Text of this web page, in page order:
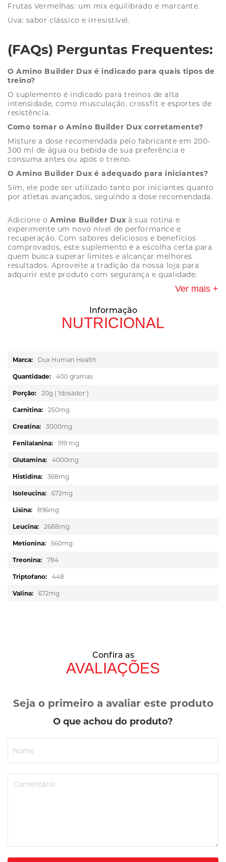
Frutas Vermelhas: um mix equilibrado e marcante.
Uva: sabor clássico e irresistível.
(FAQs) Perguntas Frequentes:
O Amino Builder Dux é indicado para quais tipos de
treino?
O suplemento é indicado para treinos de alta
intensidade, como musculação, crossfit e esportes de
resistência.
Como tomar o Amino Builder Dux corretamente?
Misture a dose recomendada pelo fabricante em 200-
300 ml de água ou bebida de sua preferência e
consuma antes ou após o treino.
O Amino Builder Dux é adequado para iniciantes?
Sim, ele pode ser utilizado tanto por iniciantes quanto
por atletas avançados, seguindo a dose recomendada.
Adicione oAmino Builder Dux à sua rotina e
experimente um novo nível de performance e
recuperação. Com sabores deliciosos e benefícios
comprovados, este suplemento é a escolha certa para
quem busca superar limites e alcançar melhores
resultados. Aproveite a tradição da nossa loja para
adquirir este produto com segurança e qualidade.
Ver mais +
Informação
NUTRICIONAL
Mais
Dux Human Health
400 gramas
20g ( 1dosador )
250mg
3000mg
919 mg
4000mg
368mg
672mg
896mg
2688mg
560mg
784
448
672mg
Confira as
AVALIAÇÕES
Seja o primeiro a avaliar este produto
O que achou do produto?